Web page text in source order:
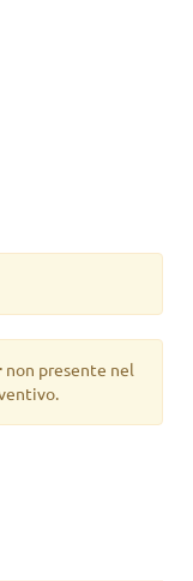
non presente nel